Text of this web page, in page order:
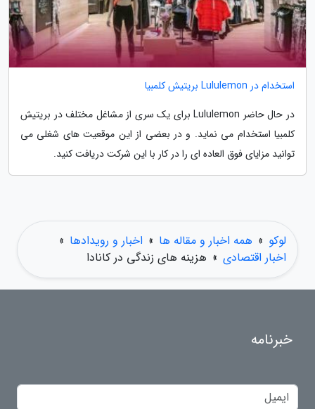
استخدام در Lululemon بریتیش کلمبیا
در حال حاضر Lululemon برای یک سری از مشاغل مختلف در بریتیش
کلمبیا استخدام می نماید. و در بعضی از این موقعیت های شغلی می
توانید مزایای فوق العاده ای را در کار با این شرکت دریافت کنید.
لوکو » همه اخبار و مقاله ها » اخبار و رویدادها »
اخبار اقتصادی » هزینه های زندگی در کانادا
خبرنامه